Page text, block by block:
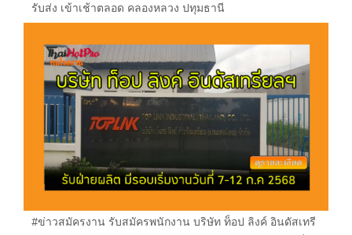
รับส่ง เข้าเช้าตลอด คลองหลวง ปทุมธานี
#ข่าวสมัครงาน รับสมัครพนักงาน บริษัท ท็อป ลิงค์ อินดัสเทรี